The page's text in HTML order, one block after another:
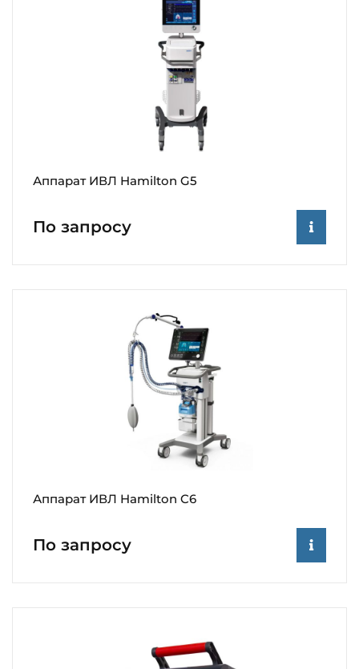
Аппарат ИВЛ Hamilton G5
По запросу
Аппарат ИВЛ Hamilton C6
По запросу